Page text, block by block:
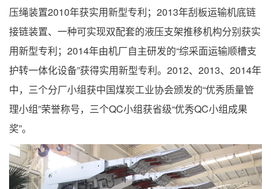
压绳装置2010年获实用新型专利；2013年刮板运输机底链
接链装置、一种可实现双配套的液压支架推移机构分别获实
用新型专利；2014年由机厂自主研发的“综采面运输顺槽支
护转一体化设备”获得实用新型专利。2012、2013、2014年
中，三个分厂小组获中国煤炭工业协会颁发的“优秀质量管
理小组”荣誉称号，三个QC小组获省级“优秀QC小组成果
奖”。